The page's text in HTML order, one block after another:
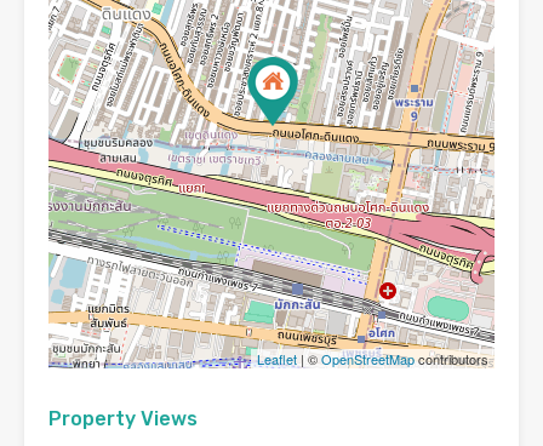
Leaflet | ©OpenStreetMapcontributors
Property Views